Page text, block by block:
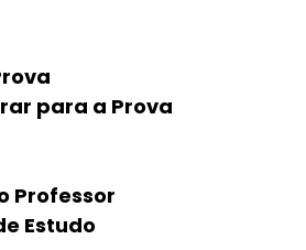
para a Prova
Professor
Estudo